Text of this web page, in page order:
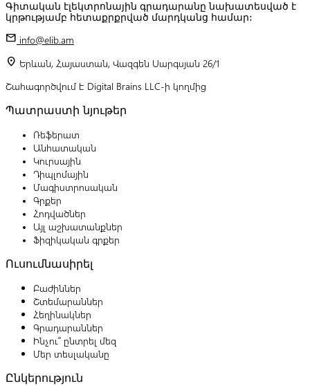
Գիտական էլեկտրոնային գրադարանը նախատեսված է
կրթությամբ հետաքրքրված մարդկանց համար:
mail info@elib.am
location_on Երևան, Հայաստան, Վազգեն Սարգսյան 26/1
Շահագործվում է Digital Brains LLC-ի կողմից
Պատրաստի նյութեր
Ռեֆերատ
Անհատական
Կուրսային
Դիպլոմային
Մագիստրոսական
Գրքեր
Հոդվածներ
Այլ աշխատանքներ
Ֆիզիկական գրքեր
Ուսումնասիրել
Բաժիններ
Շտեմարաններ
Հեղինակներ
Գրադարաններ
Ինչու՞ ընտրել մեզ
Մեր տեսլականը
Ընկերություն